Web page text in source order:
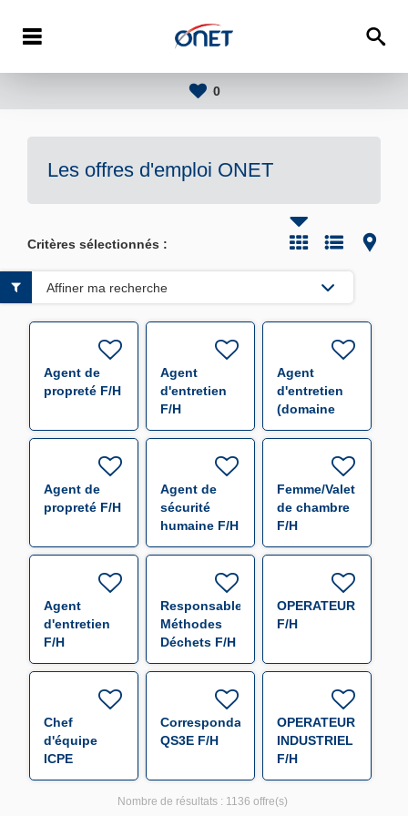
0
Les offres d'emploi ONET
Critères sélectionnés :
Agent de
propreté F/H
Agent
d'entretien
F/H
Agent
d'entretien
(domaine
habitat) F/H
Agent de
propreté F/H
Agent de
sécurité
humaine F/H
Femme/Valet
de chambre
F/H
Agent
d'entretien
F/H
Responsable
Méthodes
Déchets F/H
OPERATEUR
F/H
Chef
d'équipe
ICPE
Sogeval F/H
Correspondant
QS3E F/H
OPERATEUR
INDUSTRIEL
F/H
Affiner ma recherche
Nombre de résultats : 1136 offre(s)